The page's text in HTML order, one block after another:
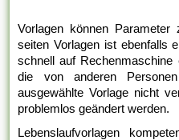
Vorlagen können Parameter
seiten Vorlagen ist ebenfalls
schnell auf Rechenmaschine
die von anderen
ausgewählte Vorlage nicht
problemlos geändert werden.
Lebenslaufvorlagen